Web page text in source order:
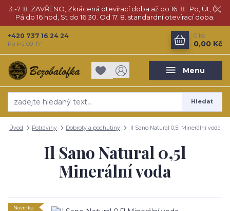
3.-7. 8. ZAVŘENO, Zkrácená otevírací doba až do 16. 8.: Po, Út, Čt,
Pá do 16 hod, St do 16:30. Od 17. 8. standardní otevírací doba.
Menu
Hledat
+420 737 16 24 24
Po-Pá 09-17
0 ks
0,00 Kč
Úvod Potraviny Dobroty a pochutiny Il Sano Natural 0,5l Minerální voda
Il Sano Natural 0,5l
Minerální voda
Novinka